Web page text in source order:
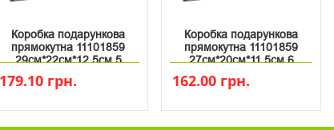
Коробка подарункова
прямокутна 11101859
29см*22см*12.5см 5
179.10 грн.
Коробка подарункова
прямокутна 11101859
27см*20см*11.5см 6
162.00 грн.